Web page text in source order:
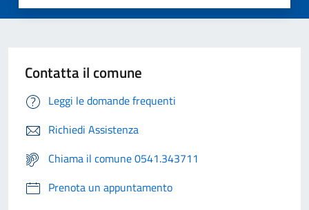
Contatta il comune
Leggi le domande frequenti
Richiedi Assistenza
Chiama il comune 0541.343711
Prenota un appuntamento